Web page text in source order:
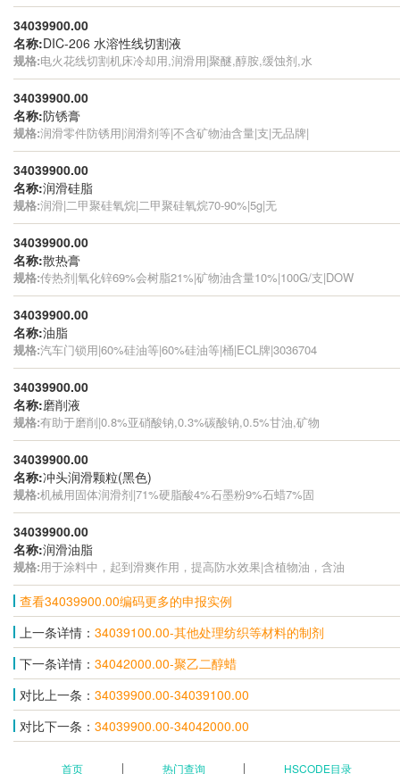
34039900.00
名称:DIC-206 水溶性线切割液
规格:电火花线切割机床冷却用,润滑用|聚醚,醇胺,缓蚀剂,水
34039900.00
名称:防锈膏
规格:润滑零件防锈用|润滑剂等|不含矿物油含量|支|无品牌|
34039900.00
名称:润滑硅脂
规格:润滑|二甲聚硅氧烷|二甲聚硅氧烷70-90%|5g|无
34039900.00
名称:散热膏
规格:传热剂|氧化锌69%会树脂21%|矿物油含量10%|100G/支|DOW
34039900.00
名称:油脂
规格:汽车门锁用|60%硅油等|60%硅油等|桶|ECL牌|3036704
34039900.00
名称:磨削液
规格:有助于磨削|0.8%亚硝酸钠,0.3%碳酸钠,0.5%甘油,矿物
34039900.00
名称:冲头润滑颗粒(黑色)
规格:机械用固体润滑剂|71%硬脂酸4%石墨粉9%石蜡7%固
34039900.00
名称:润滑油脂
规格:用于涂料中，起到滑爽作用，提高防水效果|含植物油，含油
查看34039900.00编码更多的申报实例
上一条详情： 34039100.00-其他处理纺织等材料的制剂
下一条详情： 34042000.00-聚乙二醇蜡
对比上一条： 34039900.00-34039100.00
对比下一条： 34039900.00-34042000.00
首页 热门查询 HSCODE目录